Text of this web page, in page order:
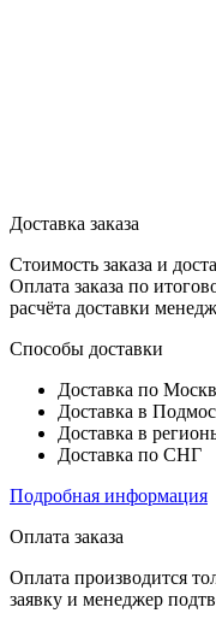
Доставка заказа
Стоимость заказа и
Оплата заказа по
расчёта доставки
Способы доставки
Доставка по
Доставка в
Доставка в
Доставка по СНГ
Подробная информация
Оплата заказа
Оплата производится
заявку и менеджер